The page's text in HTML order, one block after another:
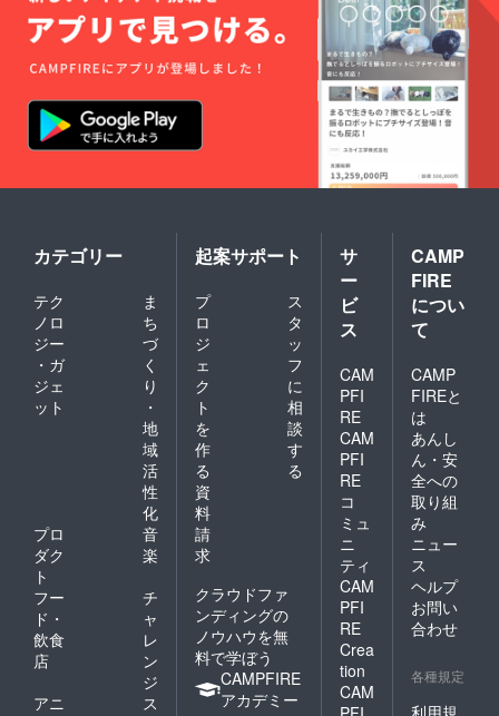
カテゴリー
テク
ノロ
ジー
・ガ
ジェ
ット
ま
ち
づ
く
り
・
地
域
活
性
化
プロ
ダク
ト
音
楽
フー
ド・
飲食
店
チ
ャ
レ
ン
ジ
アニ
ス
起案サポート
プ
ロ
ジ
ェ
ク
ト
を
作
る
ス
タ
ッ
フ
に
相
談
す
る
資
料
請
求
クラウドファ
ンディングの
ノウハウを無
料で学ぼう
CAMPFIRE
アカデミー
サ
ー
ビ
ス
CAM
PFI
RE
CAM
PFI
RE
コ
ミュ
ニ
ティ
CAM
PFI
RE
Crea
tion
CAM
CAMP
FIRE
につい
て
CAMP
FIREと
は
あんし
ん・安
全への
取り組
み
ニュー
ス
ヘルプ
お問い
合わせ
各種規定
利用規